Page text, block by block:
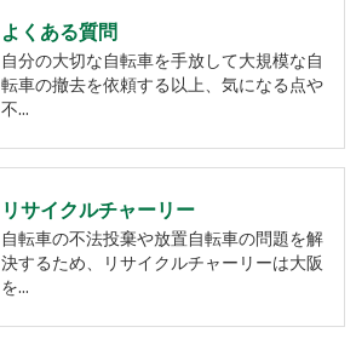
よくある質問
自分の大切な自転車を手放して大規模な自
転車の撤去を依頼する以上、気になる点や
不…
リサイクルチャーリー
自転車の不法投棄や放置自転車の問題を解
決するため、リサイクルチャーリーは大阪
を…